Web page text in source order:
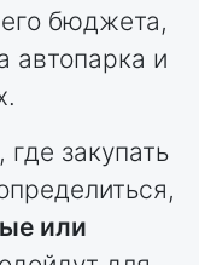
бюджета,
автопарка и
закупать
или